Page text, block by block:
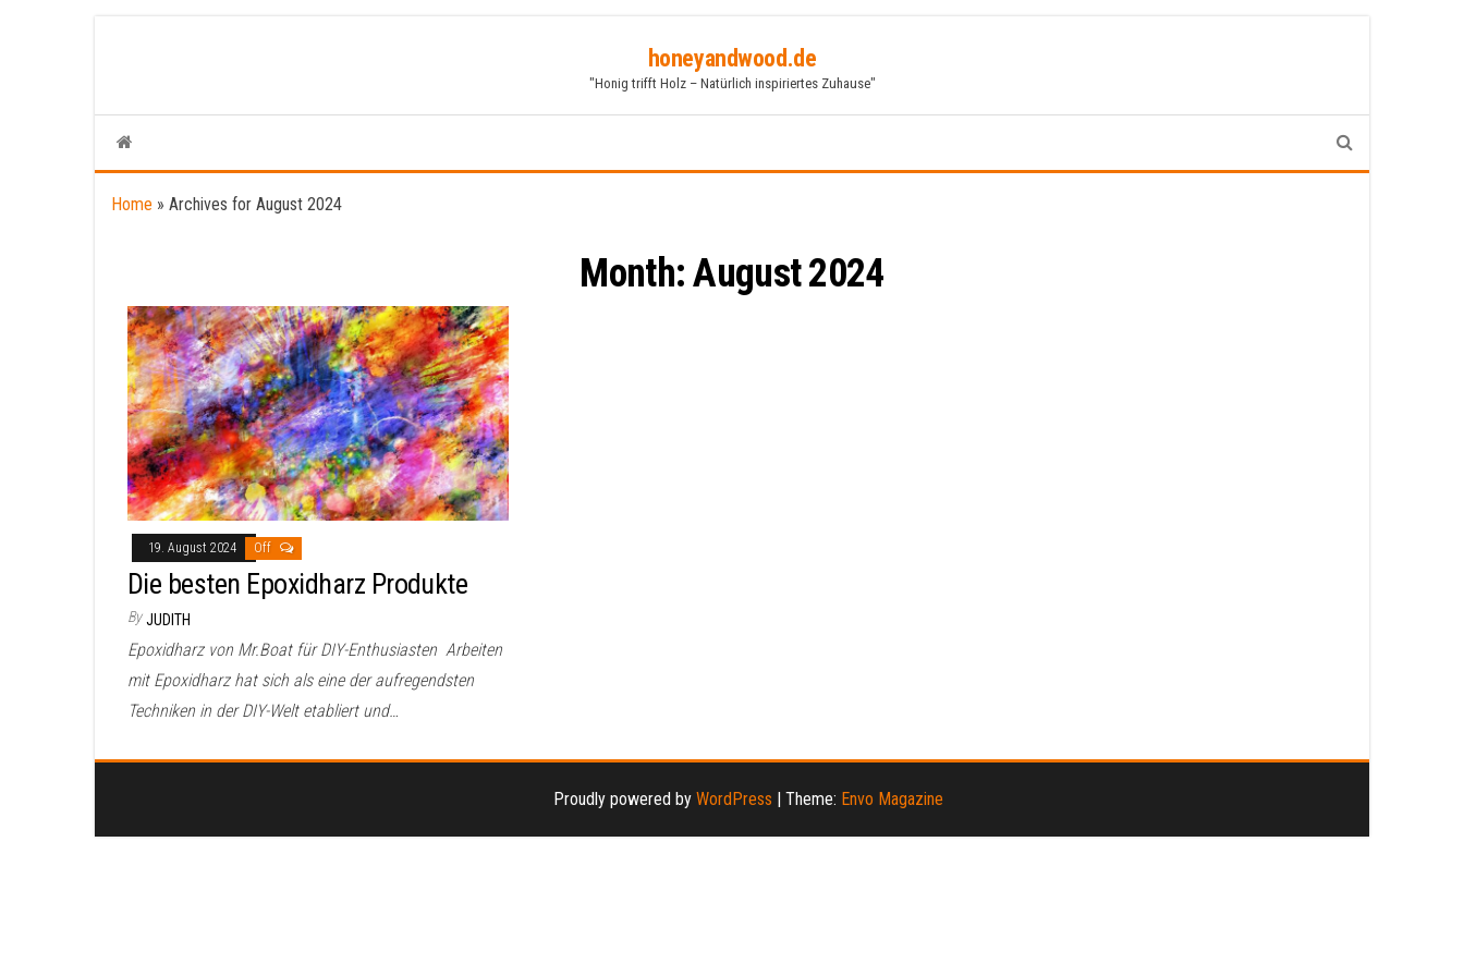
content
honeyandwood.de
"Honig trifft Holz – Natürlich inspiriertes Zuhause"
Home » Archives for August 2024
Month:August 2024
19. August 2024 Off
Die besten Epoxidharz Produkte
By JUDITH
Epoxidharz von Mr.Boat für DIY-Enthusiasten Arbeiten
mit Epoxidharz hat sich als eine der aufregendsten
Techniken in der DIY-Welt etabliert und…
Proudly powered by WordPress | Theme: Envo Magazine